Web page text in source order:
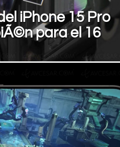
iPhone 15 Pro
para el 16